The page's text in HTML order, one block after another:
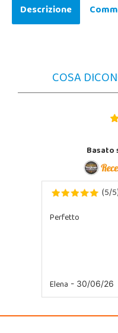
Descrizione
COSA
Basato
(5/5
Perfetto
Elena - 30/06/26